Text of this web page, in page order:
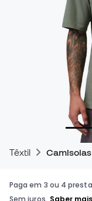
Têxtil Camisolas